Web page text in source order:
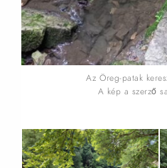
Az Öreg-patak
A kép a szerző